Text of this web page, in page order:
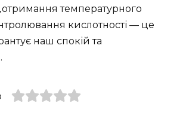
дотримання температурного
кислотності — це
наш спокій та